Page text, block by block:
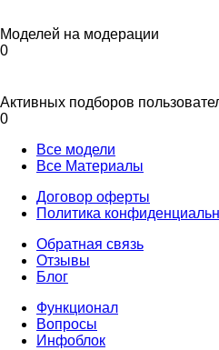
Моделей на модерации
0
Активных подборов
0
Все модели
Все Материалы
Договор оферты
Политика
Обратная связь
Отзывы
Блог
Функционал
Вопросы
Инфоблок